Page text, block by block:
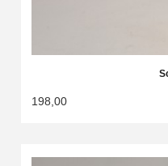
198,00